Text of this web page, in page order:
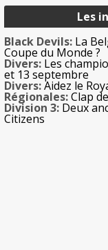
Les
Black Devils: La
Coupe du Monde ?
Divers: Les
et 13 septembre
Divers:Aidez le
Régionales:Clap
Division 3: Deux
Citizens